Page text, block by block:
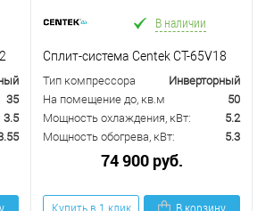
35
3.5
В наличии
Сплит-система Centek CT-65V18
Тип компрессора
Инверторный
На помещение до, кв.м
50
Мощность охлаждения, кВт:
5.2
Мощность обогрева, кВт:
5.3
74 900 руб.